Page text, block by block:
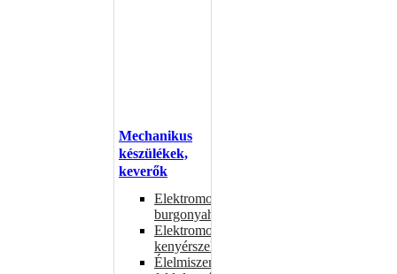
Mechanikus
készülékek,
keverők
Elektromos
burgonyahámozók
Elektromos
kenyérszeletelők
Élelmiszer-